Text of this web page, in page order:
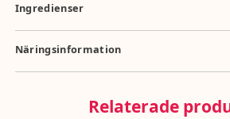
Ingredienser
BUTIKENS BÄSTA LÖSGODIS 1 X 450G
Ingredienser: Socker, glukossirap, kakaosmör,
vassleprodukt (MJÖLK), vegetabiliskt fett och olja
Näringsinformation
Näringsvärde per 100g: energi 1747kj/417kcal,
Relaterade